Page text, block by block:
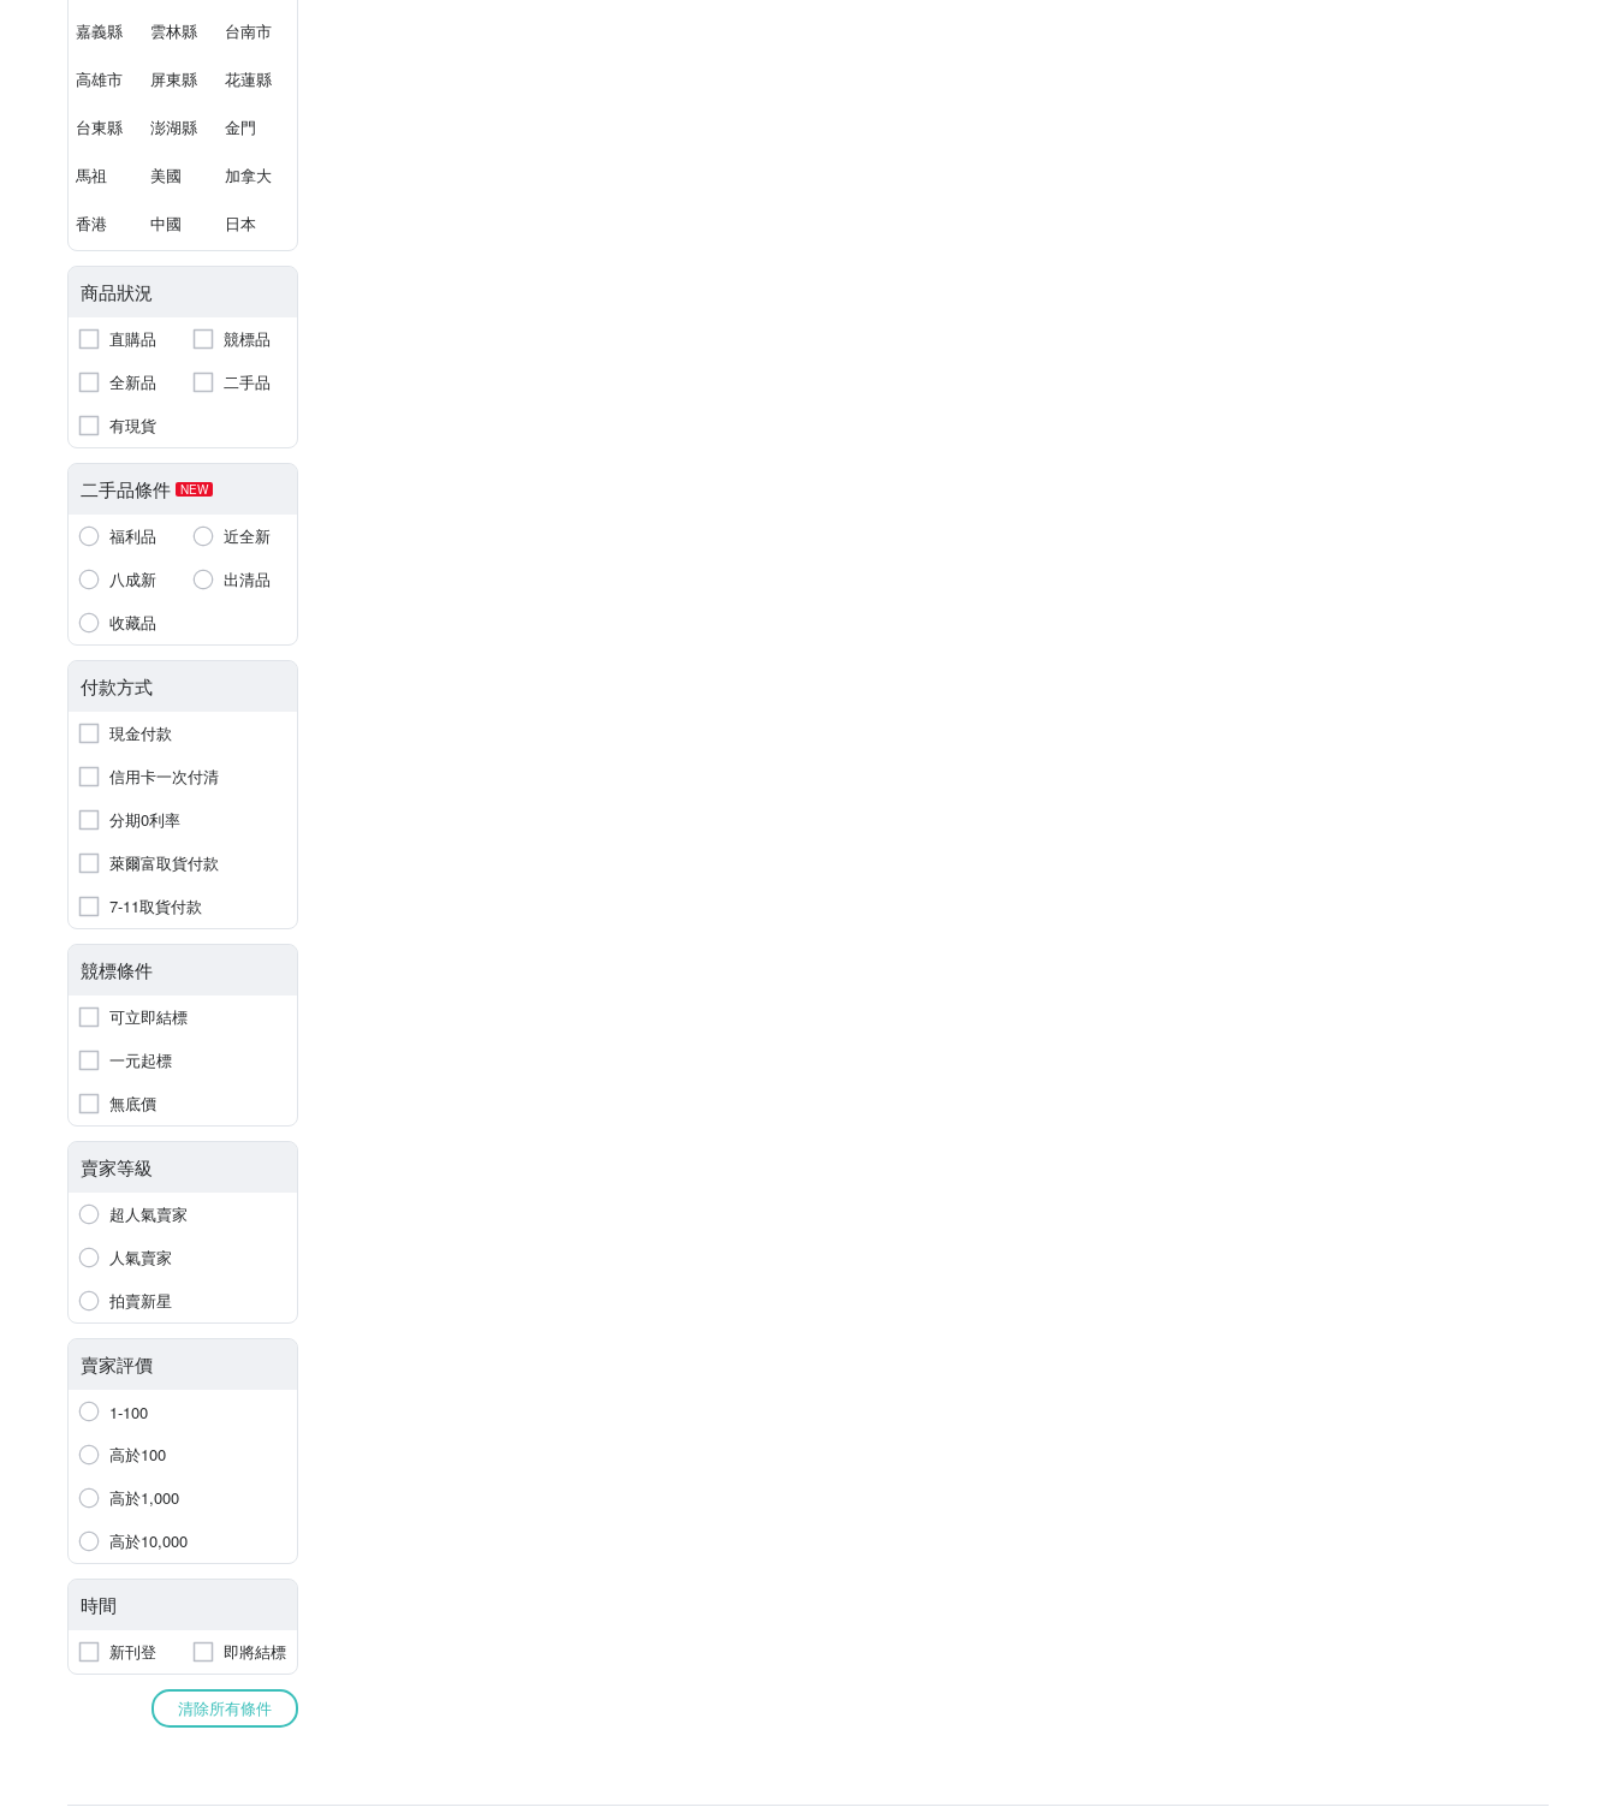
嘉義縣 雲林縣 台南市
高雄市 屏東縣 花蓮縣
台東縣 澎湖縣 金門
馬祖 美國 加拿大
香港 中國 日本
商品狀況
直購品
競標品
全新品
二手品
有現貨
二手品條件 NEW
福利品
近全新
八成新
出清品
收藏品
付款方式
現金付款
信用卡一次付清
分期0利率
萊爾富取貨付款
7-11取貨付款
競標條件
可立即結標
一元起標
無底價
賣家等級
超人氣賣家
人氣賣家
拍賣新星
賣家評價
1-100
高於100
高於1,000
高於10,000
時間
新刊登 即將結標
清除所有條件